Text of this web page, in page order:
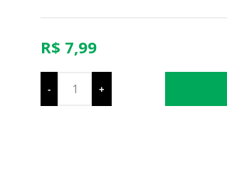
R$ 7,99
- +